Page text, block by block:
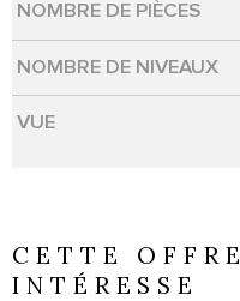
NOMBRE DE PIÈCES
NOMBRE DE NIVEAUX
VUE
CETTE OFFRE
INTÉRESSE